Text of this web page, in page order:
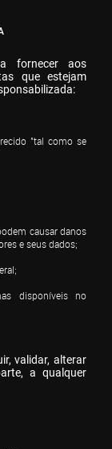
fornecer aos
que estejam
"tal como se
causar danos
e seus dados;
disponíveis no
validar, alterar
a qualquer